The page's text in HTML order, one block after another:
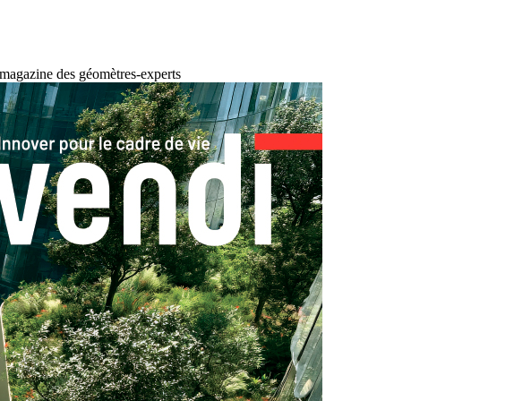
des géomètres-experts